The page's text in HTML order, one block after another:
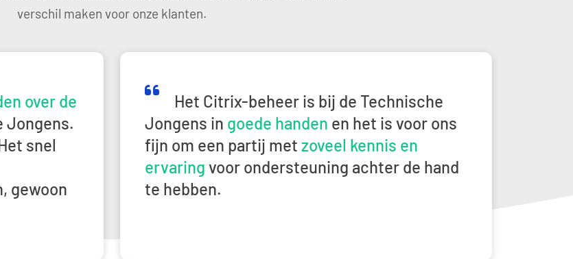
verschil maken voor onze klanten.
over de
Jongens.
snel
gewoon
span><strong><span class="NormalTextRun SCXW55949623 BCX0">Houthoff </span></strong><span
Het Citrix-beheer is bij de Technische
Jongens in goede handen en het is voor ons
fijn om een partij met zoveel kennis en
ervaring voor ondersteuning achter de hand
te hebben.
Het Citrix-beheer is bij de Technische Jongens in<strong> goede </